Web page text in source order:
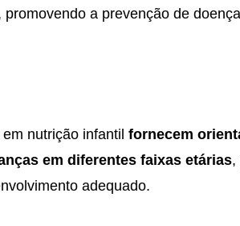
promovendo a prevenção de
nutrição infantil fornecem
em diferentes faixas etárias,
adequado.